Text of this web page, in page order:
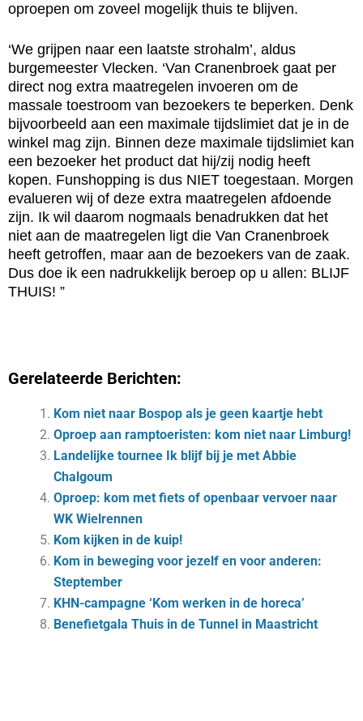
oproepen om zoveel mogelijk thuis te blijven.
‘We grijpen naar een laatste strohalm’, aldus
burgemeester Vlecken. ‘Van Cranenbroek gaat per
direct nog extra maatregelen invoeren om de
massale toestroom van bezoekers te beperken. Denk
bijvoorbeeld aan een maximale tijdslimiet dat je in de
winkel mag zijn. Binnen deze maximale tijdslimiet kan
een bezoeker het product dat hij/zij nodig heeft
kopen. Funshopping is dus NIET toegestaan. Morgen
evalueren wij of deze extra maatregelen afdoende
zijn. Ik wil daarom nogmaals benadrukken dat het
niet aan de maatregelen ligt die Van Cranenbroek
heeft getroffen, maar aan de bezoekers van de zaak.
Dus doe ik een nadrukkelijk beroep op u allen: BLIJF
THUIS! ”
Gerelateerde Berichten:
Kom niet naar Bospop als je geen kaartje hebt
Op­roep aan ramp­toe­ris­ten: kom niet naar Lim­burg!
Landelijke tournee Ik blijf bij je met Abbie
Chalgoum
Oproep: kom met fiets of openbaar vervoer naar
WK Wielrennen
Kom kijken in de kuip!
Kom in beweging voor jezelf en voor anderen:
Steptember
KHN-campagne ‘Kom werken in de horeca’
Benefietgala Thuis in de Tunnel in Maastricht